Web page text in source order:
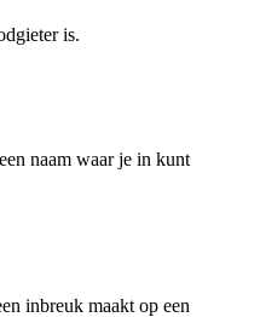
is.
naam waar je in kunt
inbreuk maakt op een